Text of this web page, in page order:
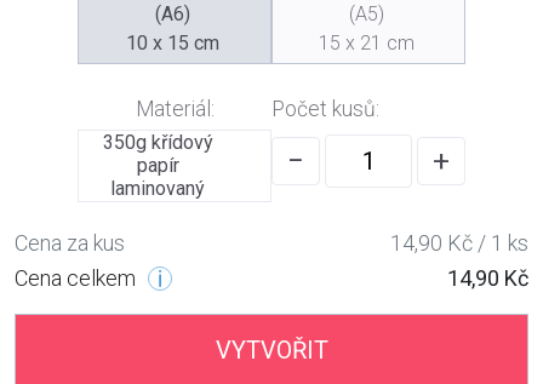
(A6)
10 x 15 cm
(A5)
15 x 21 cm
Materiál:
350g křídový
papír
laminovaný
Počet kusů:
− +
Cena za kus
14,90 Kč / 1 ks
Cena celkem
14,90 Kč
VYTVOŘIT